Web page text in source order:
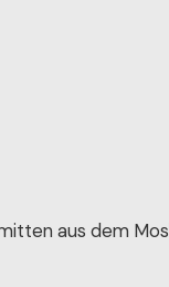
aus dem